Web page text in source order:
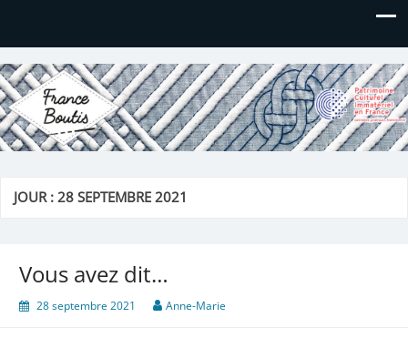
France Boutis
Le site de France Boutis
JOUR :28 SEPTEMBRE 2021
Vous avez dit…
28 septembre 2021 Anne-Marie